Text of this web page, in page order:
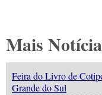
Mais
Feira do Livro de
Grande do Sul